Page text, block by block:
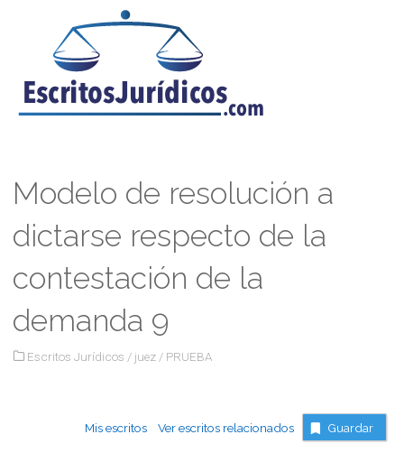
Modelo de resolución a
dictarse respecto de la
contestación de la
demanda 9
Escritos Jurídicos / juez / PRUEBA
Mis escritos Ver escritos relacionados Guardar